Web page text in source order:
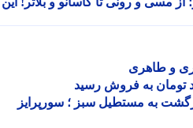
و طاهری
به مستطیل سبز ؛ سورپرایز